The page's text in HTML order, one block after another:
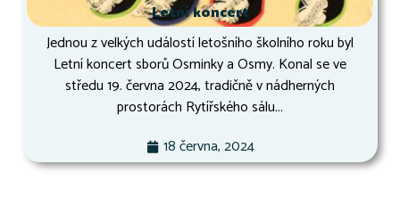
Letní koncert
Jednou z velkých událostí letošního školního roku byl
Letní koncert sborů Osminky a Osmy. Konal se ve
středu 19. června 2024, tradičně v nádherných
prostorách Rytířského sálu...
18 června, 2024